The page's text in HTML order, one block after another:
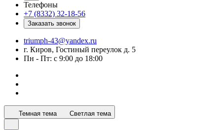
Телефоны
+7 (8332) 32-18-56
Заказать звонок
triumph-43@yandex.ru
г. Киров, Гостиный переулок д. 5
Пн - Пт: с 9:00 до 18:00
Темная тема Светлая тема